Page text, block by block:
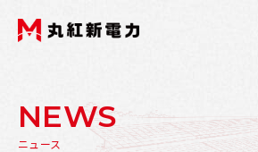
NEWS
ニュース